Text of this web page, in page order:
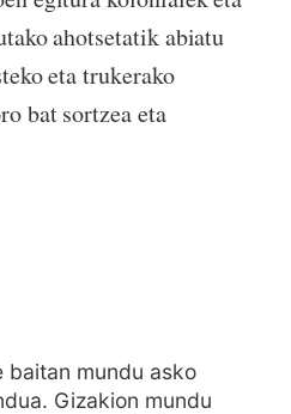
ahotsetatik abiatu
eta trukerako
bat sortzea eta
baitan mundu asko
Gizakion mundu